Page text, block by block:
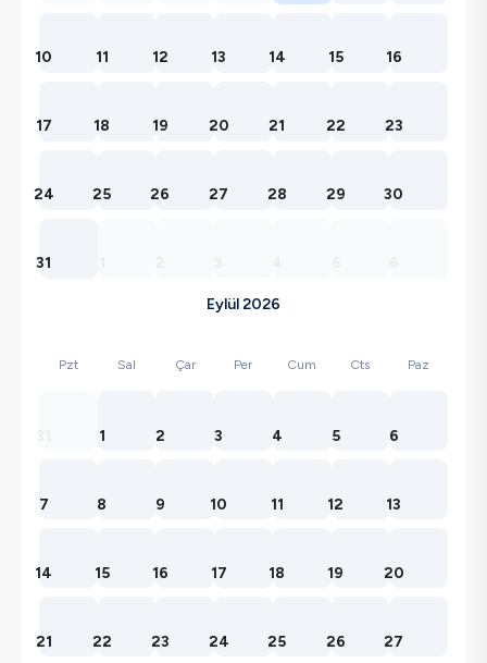
10 11 12 13 14 15 16
17 18 19 20 21 22 23
24 25 26 27 28 29 30
31
Eylül 2026
Pzt Sal Çar Per Cum Cts Paz
1 2 3 4 5 6
7 8 9 10 11 12 13
14 15 16 17 18 19 20
21 22 23 24 25 26 27